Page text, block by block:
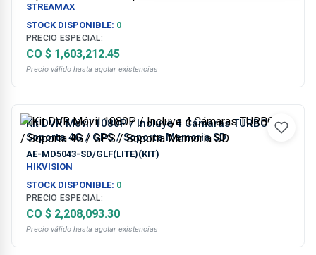
STREAMAX
STOCK DISPONIBLE: 0
PRECIO ESPECIAL:
CO $ 1,603,212.45
Precio válido hasta agotar existencias
Kit DVR Móvil 1080P / Incluye 4 Cámaras TURBOHD /
Soporta 4G / GPS / Soporta Memoria SD
AE-MD5043-SD/GLF(LITE)(KIT)
HIKVISION
STOCK DISPONIBLE: 0
PRECIO ESPECIAL:
CO $ 2,208,093.30
Precio válido hasta agotar existencias